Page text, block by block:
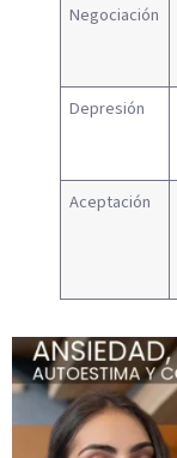
Negociación
Depresión
Aceptación